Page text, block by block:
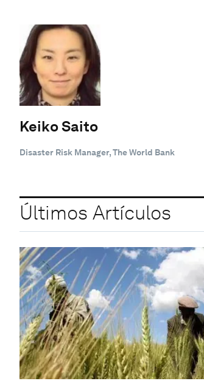
Keiko Saito
Disaster Risk Manager, The World Bank
Últimos Artículos